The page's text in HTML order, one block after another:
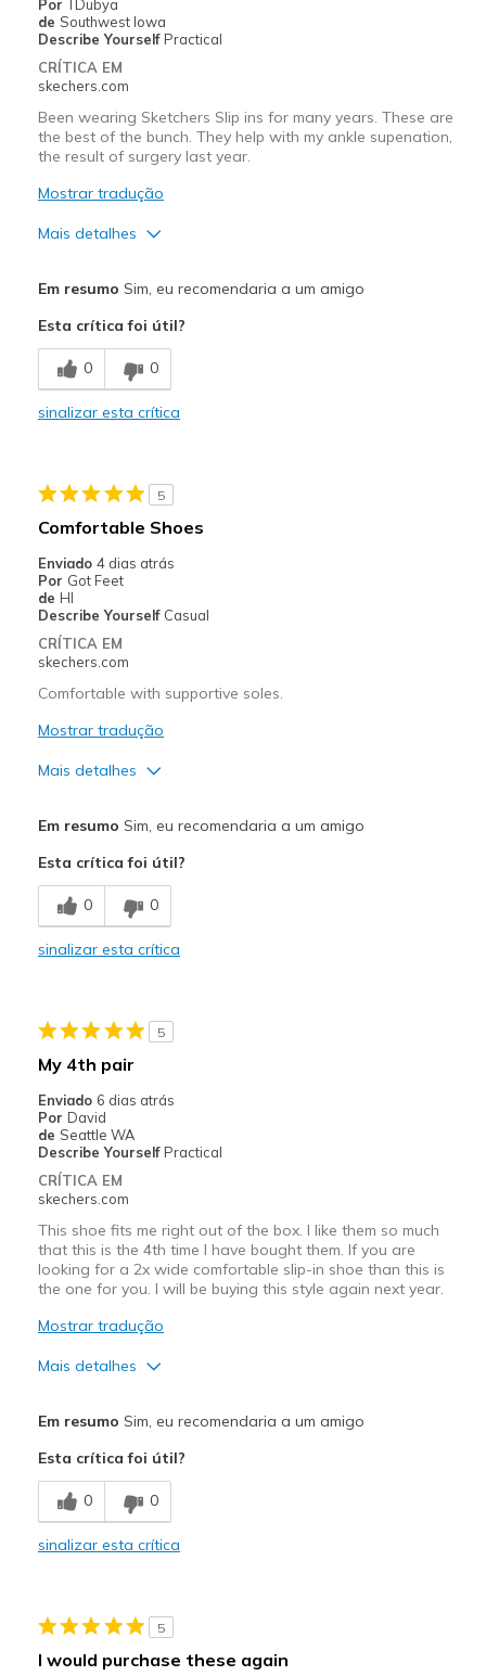
Por
TDubya
de Southwest Iowa
Describe Yourself Practical
CRÍTICA EM
skechers.com
Been wearing Sketchers Slip ins for many years. These are
the best of the bunch. They help with my ankle supenation,
the result of surgery last year.
Mostrar tradução
Mais detalhes
Breathe Well
Comfortable
Travel
Width
Sizing
View On Shoes
Shoes are for Wearing
Em resumo Sim, eu recomendaria a um amigo
Esta crítica foi útil?
0 0
sinalizar esta crítica
5
Comfortable Shoes
Enviado 4 dias atrás
Por Got Feet
de HI
Describe Yourself Casual
CRÍTICA EM
skechers.com
Comfortable with supportive soles.
Mostrar tradução
Mais detalhes
Melhores utilizações
Casual Wear
Going Out
Sizing
View On Shoes
Em resumo Sim, eu recomendaria a um amigo
Esta crítica foi útil?
0 0
sinalizar esta crítica
5
My 4th pair
Enviado 6 dias atrás
Por David
de Seattle WA
Describe Yourself Practical
CRÍTICA EM
skechers.com
This shoe fits me right out of the box. I like them so much
that this is the 4th time I have bought them. If you are
looking for a 2x wide comfortable slip-in shoe than this is
the one for you. I will be buying this style again next year.
Mostrar tradução
Mais detalhes
Comfortable
Durable
not all black in color in this size
Em resumo Sim, eu recomendaria a um amigo
Esta crítica foi útil?
0 0
sinalizar esta crítica
5
I would purchase these again